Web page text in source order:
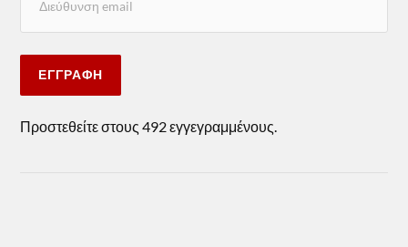
ΕΓΓΡΑΦΉ
Προστεθείτε στους 492 εγγεγραμμένους.